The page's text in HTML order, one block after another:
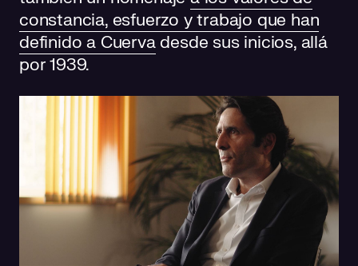
constancia, esfuerzo y trabajo que han
definido a Cuervadesde sus inicios, allá
por 1939.